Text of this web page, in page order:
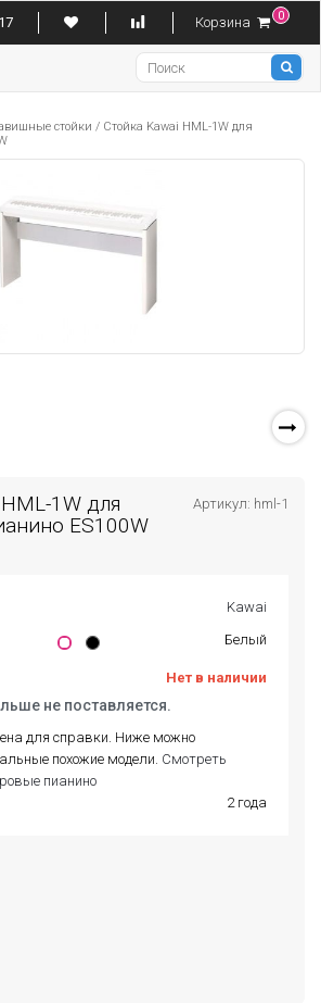
Корзина 0
стойки / Стойка Kawai HML-1W для
1W для
ES100W
Артикул: hml-1
Kawai
Белый
Нет в наличии
не поставляется.
для справки. Ниже можно
похожие модели. Смотреть
пианино
2 года